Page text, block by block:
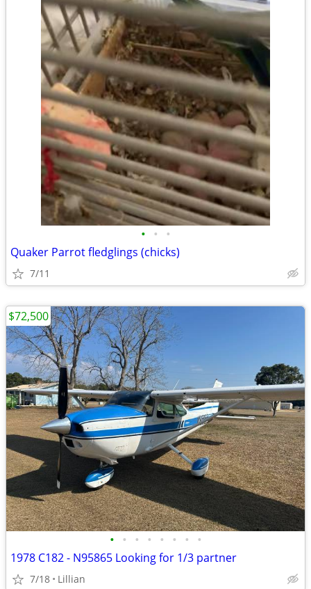
• • •
Quaker Parrot fledglings (chicks)
7/11
• • • • • • • •
1978 C182 - N95865 Looking for 1/3 partner
7/18 Lillian
$72,500